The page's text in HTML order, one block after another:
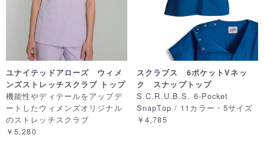
ユナイテッドアローズ ウィメ
ンズストレッチスクラブ トップ
機能性やディテールをアップデ
ートしたウィメンズオリジナル
のストレッチスクラブ
￥5,280
スクラブス 6ポケットVネッ
ク スナップトップ
S.C.R.U.B.S. 6-Pocket
SnapTop / 11カラー・5サイズ
￥4,785